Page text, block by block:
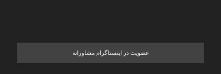
عضویت در اینستاگرام مشاورانه